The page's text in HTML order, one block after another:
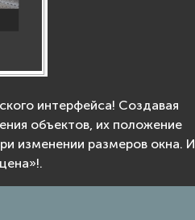
интерфейса! Создавая
объектов, их положение
изменении размеров окна. И